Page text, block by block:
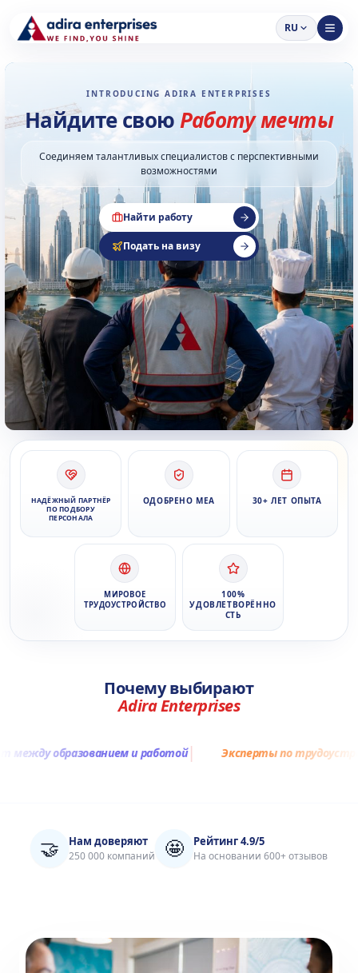
RU
INTRODUCING ADIRA ENTERPRISES
Найдите своюРаботу мечты
Соединяем талантливых специалистов с перспективными
возможностями
Найти работу
Подать на визу
НАДЁЖНЫЙ ПАРТНЁР
ПО ПОДБОРУ
ПЕРСОНАЛА
ОДОБРЕНО MEA 30+ ЛЕТ ОПЫТА
МИРОВОЕ
ТРУДОУСТРОЙСТВО
100%
УДОВЛЕТВОРЁННО
СТЬ
Почему выбирают
Adira Enterprises
и работой| Эксперты по трудоустройству за рубежом
🤝 Нам доверяют
250 000 компаний 🤩 Рейтинг 4.9/5
На основании 600+ отзывов